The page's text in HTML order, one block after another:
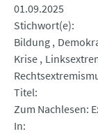
01.09.2025
Stichwort(e)
Bildung
Krise
Titel
Zum Nachlesen:
In